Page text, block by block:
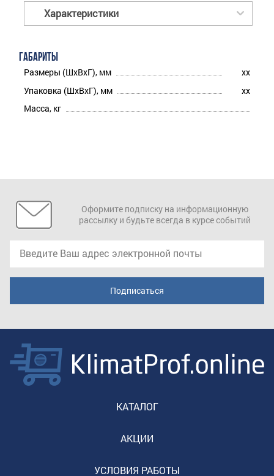
Характеристики
ГАБАРИТЫ
Размеры (ШхВхГ), мм
xx
Упаковка (ШхВхГ), мм
xx
Масса, кг
Оформите подписку на информационную
рассылку и будьте всегда в курсе событий
КАТАЛОГ
АКЦИИ
УСЛОВИЯ РАБОТЫ